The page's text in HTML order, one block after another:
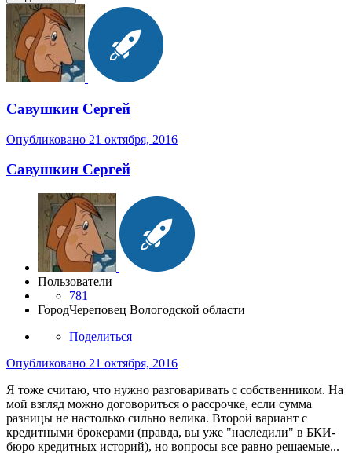
Савушкин Сергей
Опубликовано 21 октября, 2016
Савушкин Сергей
Пользователи
781
ГородЧереповец Вологодской области
Поделиться
Опубликовано 21 октября, 2016
Я тоже считаю, что нужно разговаривать с собственником. На
мой взгляд можно договориться о рассрочке, если сумма
разницы не настолько сильно велика. Второй вариант с
кредитными брокерами (правда, вы уже "наследили" в БКИ-
бюро кредитных историй), но вопросы все равно решаемые...